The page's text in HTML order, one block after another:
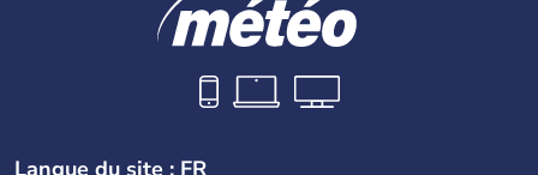
Langue du site : FR